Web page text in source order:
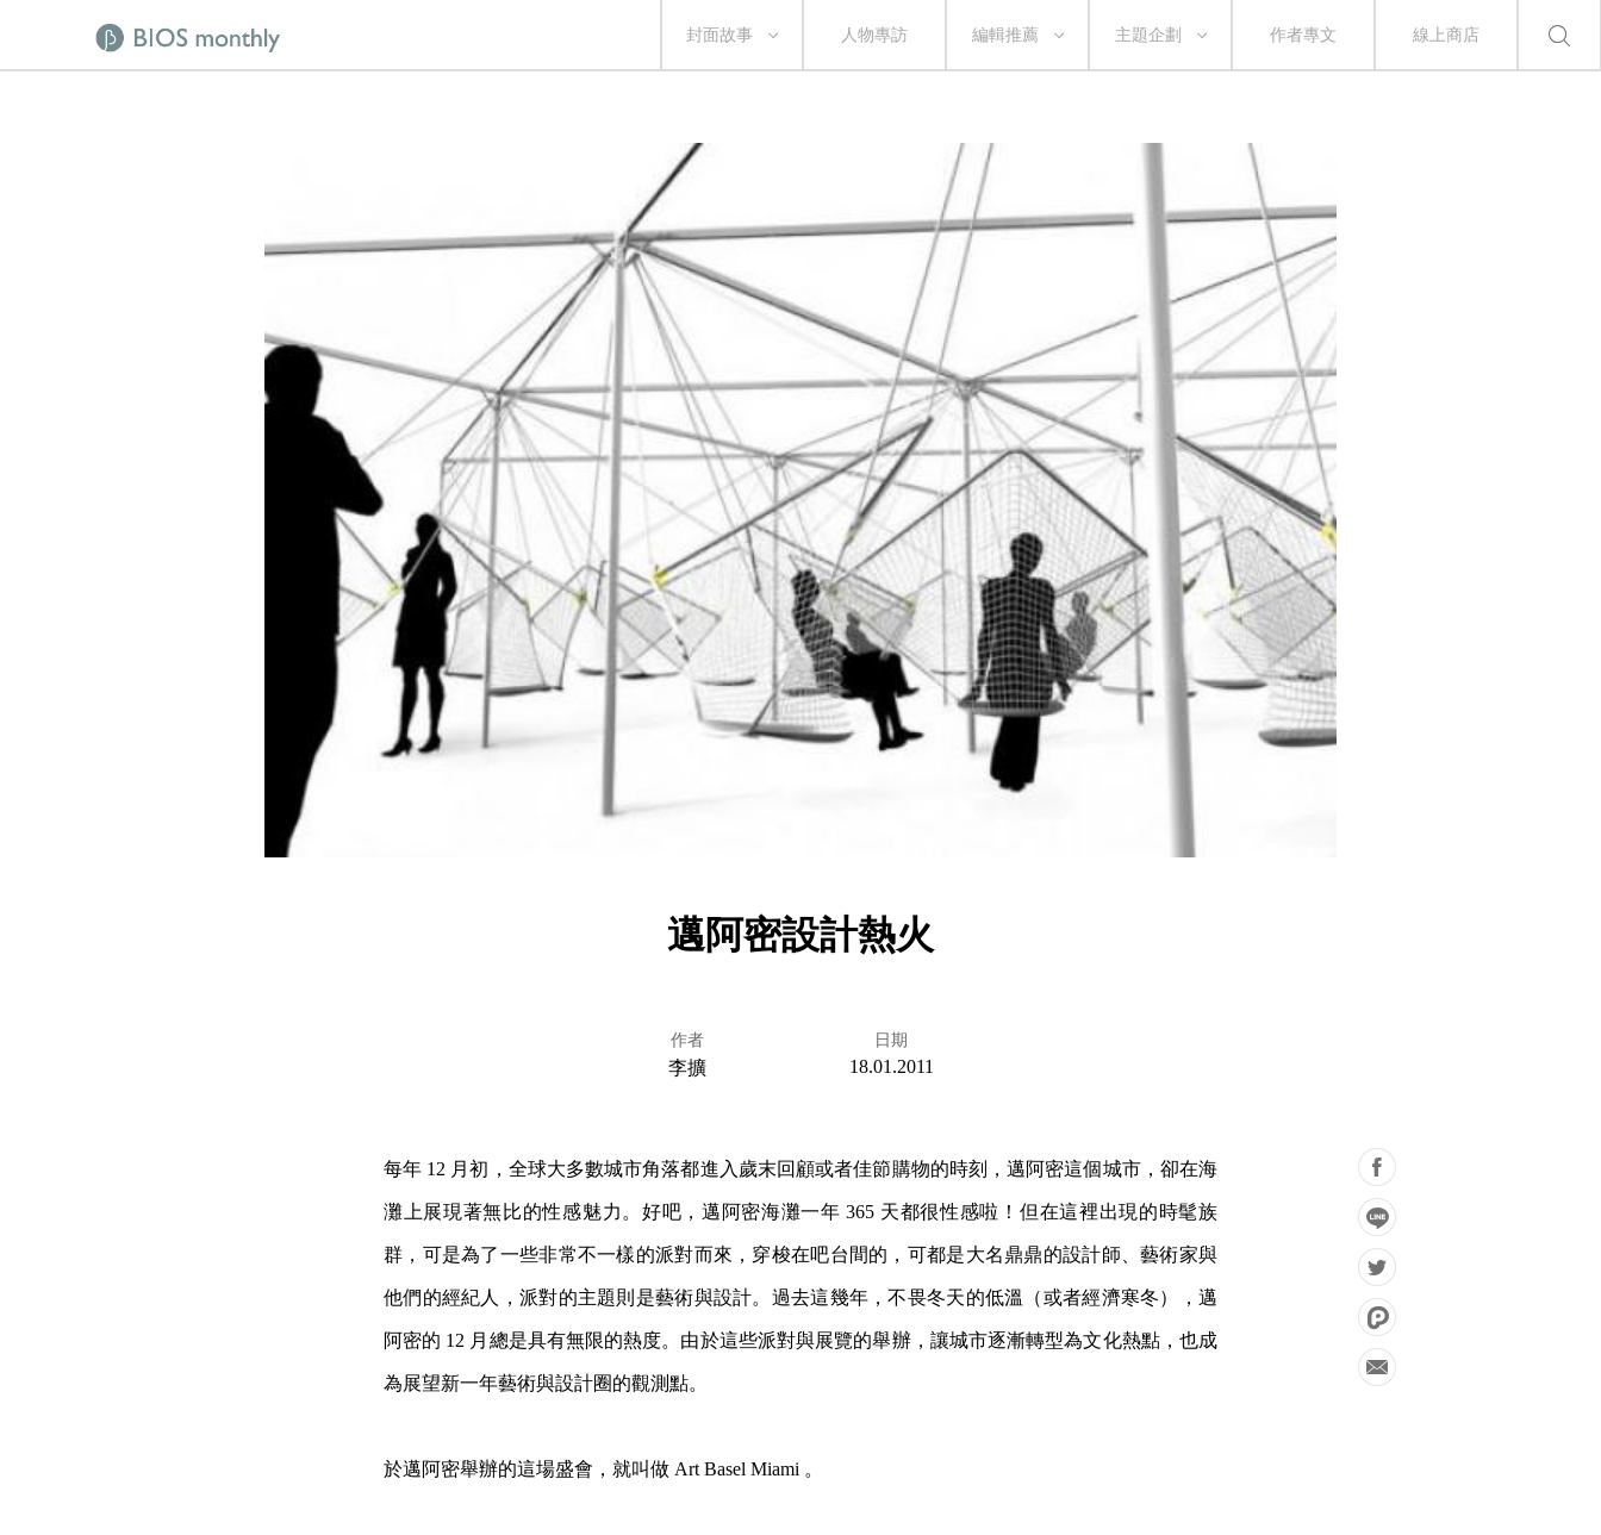
封面故事 人物專訪 編輯推薦 主題企劃 作者專文 線上商店
邁阿密設計熱火
作者
李擴
日期
18.01.2011
每年 12 月初，全球大多數城市角落都進入歲末回顧或者佳節購物的時刻，邁阿密這個城市，卻在海
灘上展現著無比的性感魅力。好吧，邁阿密海灘一年 365 天都很性感啦！但在這裡出現的時髦族
群，可是為了一些非常不一樣的派對而來，穿梭在吧台間的，可都是大名鼎鼎的設計師、藝術家與
他們的經紀人，派對的主題則是藝術與設計。 過去這幾年，不畏冬天的低溫（或者經濟寒冬），邁
阿密的 12 月總是具有無限的熱度。由於這些派對與展覽的舉辦，讓城市逐漸轉型為文化熱點，也成
為展望新一年藝術與設計圈的觀測點。
於邁阿密舉辦的這場盛會，就叫做 Art Basel Miami 。